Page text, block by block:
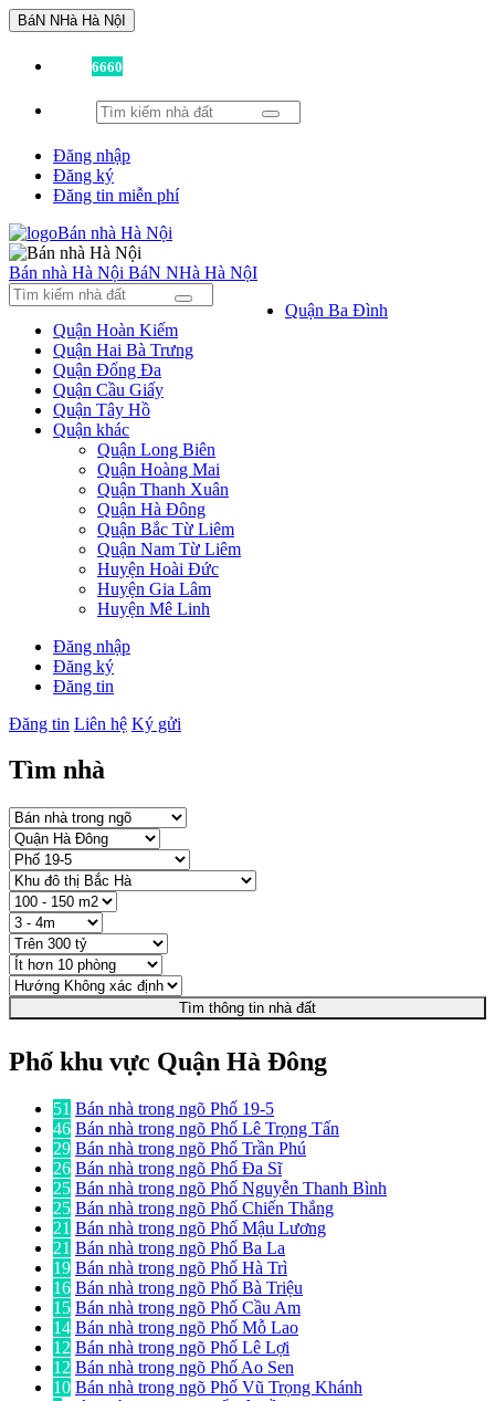
BáN NHà Hà NộI
6660
Đăng nhập
Đăng ký
Đăng tin miễn phí
Bán nhà Hà Nội BáN NHà Hà NộI
Quận Ba Đình
Quận Hoàn Kiếm
Quận Hai Bà Trưng
Quận Đống Đa
Quận Cầu Giấy
Quận Tây Hồ
Quận khác
Quận Long Biên
Quận Hoàng Mai
Quận Thanh Xuân
Quận Hà Đông
Quận Bắc Từ Liêm
Quận Nam Từ Liêm
Huyện Hoài Đức
Huyện Gia Lâm
Huyện Mê Linh
Đăng nhập
Đăng ký
Đăng tin
Đăng tin Liên hệ Ký gửi
Tìm nhà
Tìm thông tin nhà đất
Phố khu vực Quận Hà Đông
51 Bán nhà trong ngõ Phố 19-5
46 Bán nhà trong ngõ Phố Lê Trọng Tấn
29 Bán nhà trong ngõ Phố Trần Phú
26 Bán nhà trong ngõ Phố Đa Sĩ
25 Bán nhà trong ngõ Phố Nguyễn Thanh Bình
25 Bán nhà trong ngõ Phố Chiến Thắng
21 Bán nhà trong ngõ Phố Mậu Lương
21 Bán nhà trong ngõ Phố Ba La
19 Bán nhà trong ngõ Phố Hà Trì
16 Bán nhà trong ngõ Phố Bà Triệu
15 Bán nhà trong ngõ Phố Cầu Am
14 Bán nhà trong ngõ Phố Mỗ Lao
12 Bán nhà trong ngõ Phố Lê Lợi
12 Bán nhà trong ngõ Phố Ao Sen
10 Bán nhà trong ngõ Phố Vũ Trọng Khánh